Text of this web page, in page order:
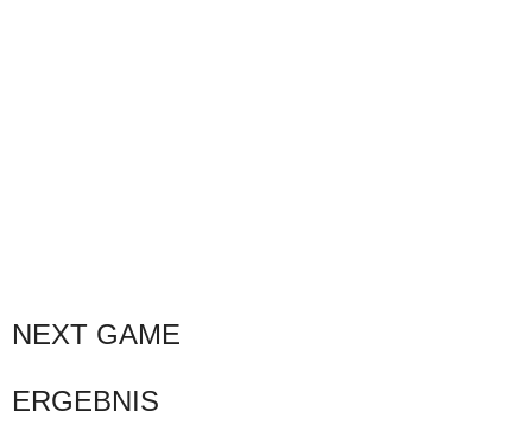
NEXT GAME
ERGEBNIS